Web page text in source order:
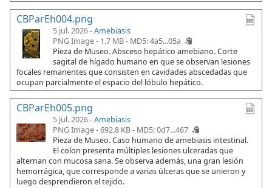
CBParEh004.png
5 jul. 2026 -Amebiasis
PNG Image - 1.7 MB - MD5: 4a5...05a
Pieza de Museo. Absceso hepático amebiano. Corte
sagital de hígado humano en que se observan lesiones
focales remanentes que consisten en cavidades abscedadas que
ocupan parcialmente el espacio del lóbulo hepático.
CBParEh005.png
5 jul. 2026 -Amebiasis
PNG Image - 692.8 KB - MD5: 0d7...467
Pieza de Museo. Caso humano de amebiasis intestinal.
El colon presenta múltiples lesiones ulceradas que
alternan con mucosa sana. Se observa además, una gran lesión
hemorrágica, que corresponde a varias úlceras que se unieron y
luego desprendieron el tejido.